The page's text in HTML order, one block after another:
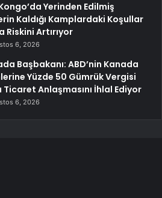
Yerinden Edilmiş
Kaldığı Kamplardaki Koşullar
Riskini Artırıyor
6, 2026
Başbakanı: ABD’nin Kanada
Yüzde 50 Gümrük Vergisi
Ticaret Anlaşmasını İhlal Ediyor
6, 2026